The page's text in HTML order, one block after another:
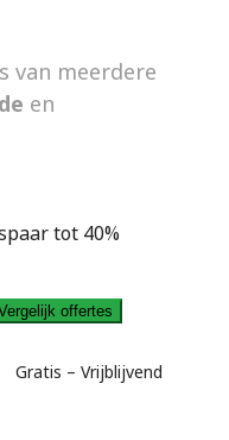
van meerdere
en
tot 40%
offertes
Gratis – Vrijblijvend